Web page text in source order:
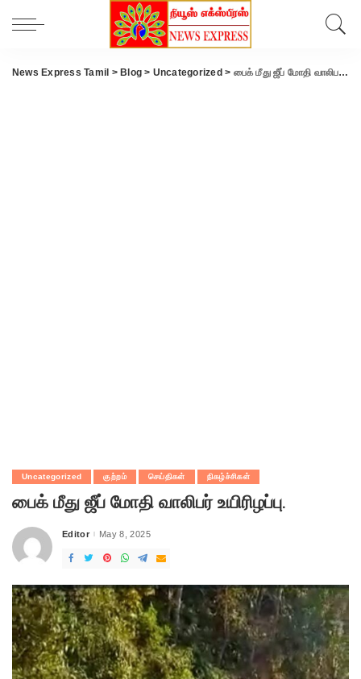
News Express Tamil > Blog > Uncategorized > பைக் மீது ஜீப் மோதி வாலிபர் உயிரிழப்பு.
Uncategorized குற்றம் செய்திகள் நிகழ்ச்சிகள்
பைக் மீது ஜீப் மோதி வாலிபர் உயிரிழப்பு.
Posted
Editor May 8, 2025